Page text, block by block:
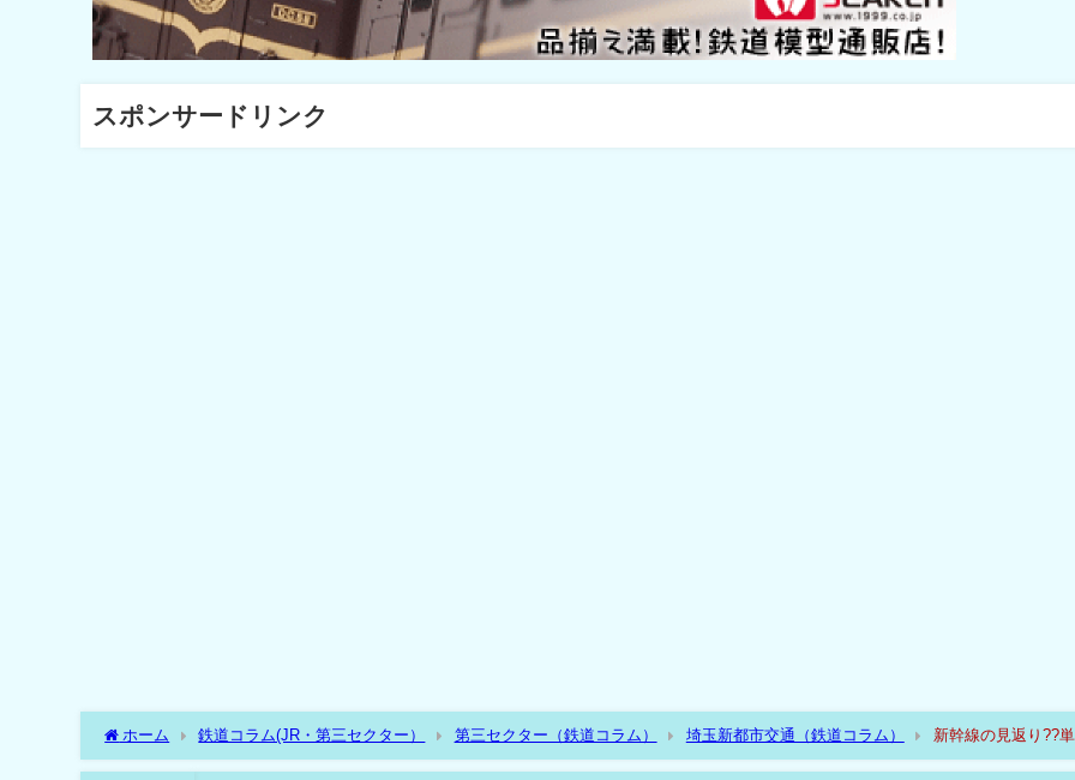
スポンサードリンク
ホーム 鉄道コラム(JR・第三セクター） 第三セクター（鉄道コラム） 埼玉新都市交通（鉄道コラム）
新幹線の見返り??
間あり？のてっぱく最寄り駅以外はナゾ路線の埼玉新都市交通??